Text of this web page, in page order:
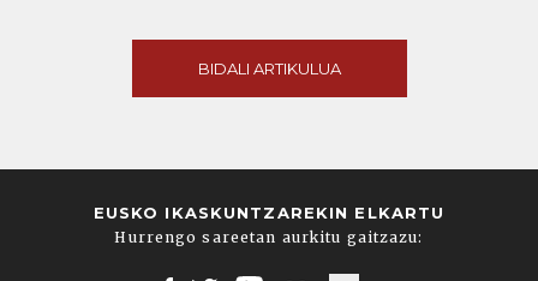
BIDALI ARTIKULUA
EUSKO IKASKUNTZAREKIN ELKARTU
Hurrengo sareetan aurkitu gaitzazu: